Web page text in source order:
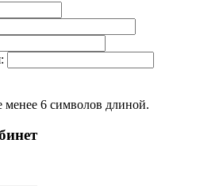
6 символов длиной.